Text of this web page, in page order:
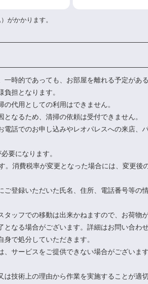
がかかります。
時的であっても、お部屋を離れる予定があ
担となります。
代用としての利用はできません。
なるため、清掃の依頼は受付できません。
電話でのお申し込みやレオパレスへの来店、
要になります。
消費税率が変更となった場合には、変更後
登録いただいた氏名、住所、電話番号等の
ッフでの移動は出来かねますので、お荷物
なる場合がございます。詳細はお問い合わせ
で処分していただきます。
サービスをご提供できない場合がございま
技術上の理由から作業を実施することが適